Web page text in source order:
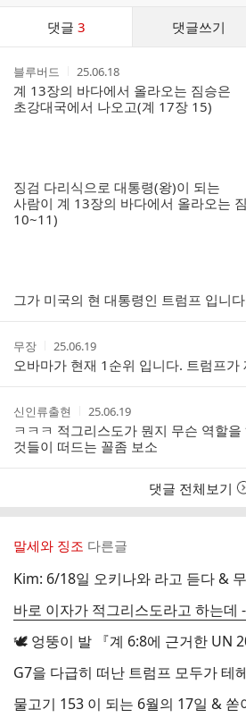
댓글 3 댓글쓰기
작
성
자
블루버드
작
성
시
간
25.06.18
계 13장의 바다에서 올라오는 짐승은
초강대국에서 나오고(계 17장 15)
징검 다리식으로 대통령(왕)이 되는
사람이 계 13장의 바다에서 올라오는
10~11)
그가 미국의 현 대통령인 트럼프 입니
작
성
자
무장
작
성
시
간
25.06.19
오바마가 현재 1순위 입니다. 트럼프가
작
성
자
신인류출현
작
성
시
간
25.06.19
ㅋㅋㅋ 적그리스도가 뭔지 무슨 역할
것들이 떠드는 꼴좀 보소
댓글 전체보기
말세와 징조 다른글